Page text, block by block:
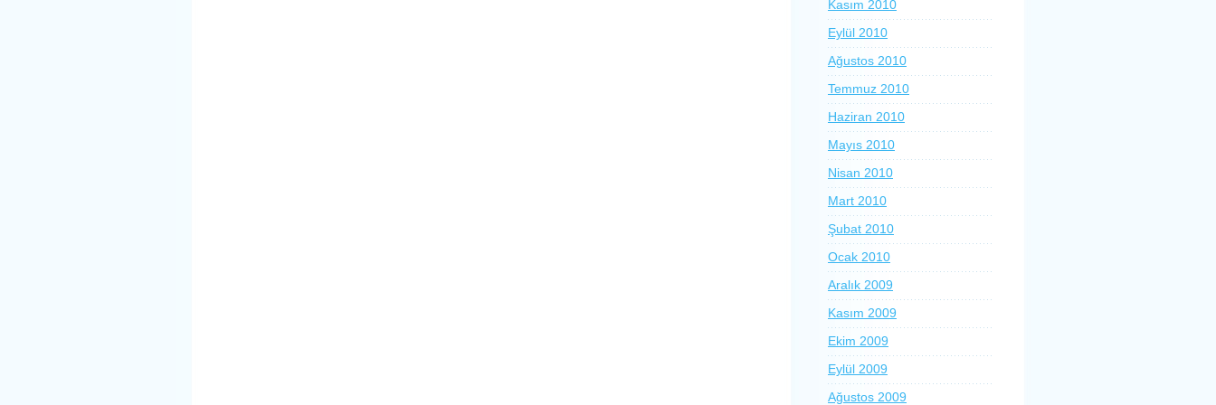
Kasım 2010
Eylül 2010
Ağustos 2010
Temmuz 2010
Haziran 2010
Mayıs 2010
Nisan 2010
Mart 2010
Şubat 2010
Ocak 2010
Aralık 2009
Kasım 2009
Ekim 2009
Eylül 2009
Ağustos 2009